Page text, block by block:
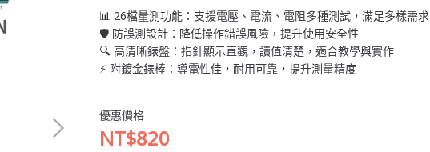
📊 26檔量測功能：支援電壓、電流、電阻多種測試，滿足多樣需求
🛡️ 防誤測設計：降低操作錯誤風險，提升使用安全性
🔍 高清晰錶盤：指針顯示直觀，讀值清楚，適合教學與實作
⚡ 附鍍金錶棒：導電性佳，耐用可靠，提升測量精度
優惠價格
NT$820